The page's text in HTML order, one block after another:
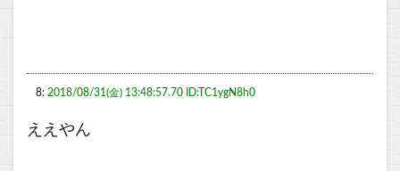
8: 2018/08/31(金) 13:48:57.70 ID:TC1ygN8h0
ええやん